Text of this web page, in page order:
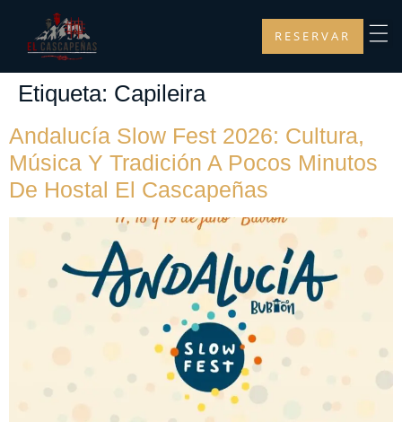
RESERVAR
Etiqueta: Capileira
Andalucía Slow Fest 2026: Cultura,
Música Y Tradición A Pocos Minutos
De Hostal El Cascapeñas